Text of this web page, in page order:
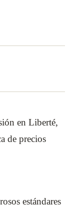
en Liberté,
de precios
estándares